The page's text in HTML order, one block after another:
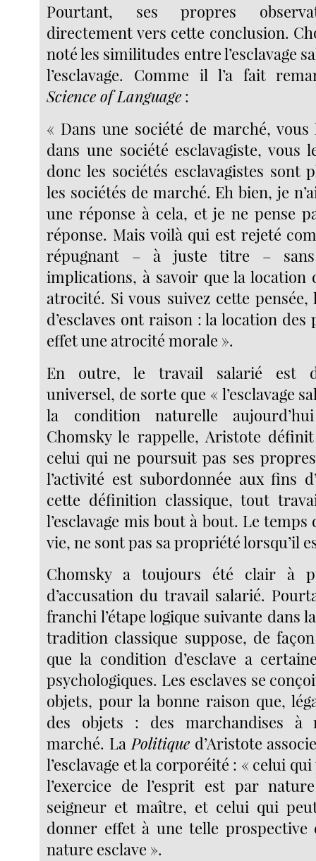
Pourtant, ses propres
directement vers cette conclusion.
noté les similitudes entre l’esclavage
l’esclavage. Comme il l’a fait
Science of Language :
« Dans une société de marché, vous
dans une société esclavagiste, vous
donc les sociétés esclavagistes sont
les sociétés de marché. Eh bien, je
une réponse à cela, et je ne pense
réponse. Mais voilà qui est rejeté
répugnant – à juste titre –
implications, à savoir que la location
atrocité. Si vous suivez cette
d’esclaves ont raison : la location des
effet une atrocité morale ».
En outre, le travail salarié est
universel, de sorte que « l’esclavage
la condition naturelle
Chomsky le rappelle, Aristote
celui qui ne poursuit pas ses
l’activité est subordonnée aux fins
cette définition classique, tout
l’esclavage mis bout à bout. Le
vie, ne sont pas sa propriété lorsqu’il
Chomsky a toujours été clair à
d’accusation du travail salarié.
franchi l’étape logique suivante dans
tradition classique suppose, de
que la condition d’esclave a
psychologiques. Les esclaves se
objets, pour la bonne raison que,
des objets : des marchandises à
marché. LaPolitique d’Aristote
l’esclavage et la corporéité : « celui
l’exercice de l’esprit est par
seigneur et maître, et celui qui
donner effet à une telle
nature esclave ».